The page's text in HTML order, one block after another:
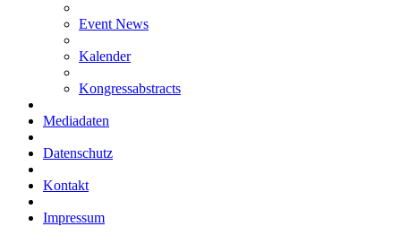
Event News
Kalender
Kongressabstracts
Mediadaten
Datenschutz
Kontakt
Impressum